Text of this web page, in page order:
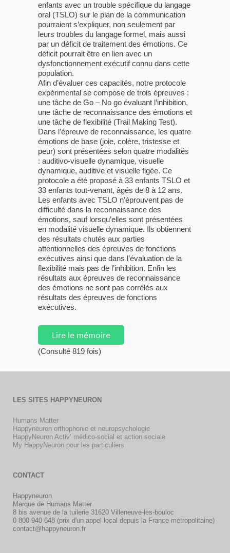
enfants avec un trouble spécifique du langage
oral (TSLO) sur le plan de la communication
pourraient s’expliquer, non seulement par
leurs troubles du langage formel, mais aussi
par un déficit de traitement des émotions. Ce
déficit pourrait être en lien avec un
dysfonctionnement exécutif connu dans cette
population.
Afin d’évaluer ces capacités, notre protocole
expérimental se compose de trois épreuves :
une tâche de Go – No go évaluant l’inhibition,
une tâche de reconnaissance des émotions et
une tâche de flexibilité (Trail Making Test).
Dans l’épreuve de reconnaissance, les quatre
émotions de base (joie, colère, tristesse et
peur) sont présentées selon quatre modalités
: auditivo-visuelle dynamique, visuelle
dynamique, auditive et visuelle figée. Ce
protocole a été proposé à 33 enfants TSLO et
33 enfants tout-venant, âgés de 8 à 12 ans.
Les enfants avec TSLO n’éprouvent pas de
difficulté dans la reconnaissance des
émotions, sauf lorsqu’elles sont présentées
en modalité visuelle dynamique. Ils obtiennent
des résultats chutés aux parties
attentionnelles des épreuves de fonctions
exécutives ainsi que dans l’évaluation de la
flexibilité mais pas de l’inhibition. Enfin les
résultats aux épreuves de reconnaissance
des émotions ne sont pas corrélés aux
résultats des épreuves de fonctions
exécutives.
Lire le mémoire
(Consulté 819 fois)
LES SITES HAPPYNEURON
Humans Matter
Happyneuron orthophonie et neuropsychologie
HappyNeuron Activ’ médico-social et action sociale
My HappyNeuron pour les particuliers
CONTACT
Happyneuron
Marque de Humans Matter
8 bis avenue de la tuilerie 31620 Villeneuve-les-bouloc
0 800 940 648 (prix d'un appel local depuis la France métropolitaine)
contact@happyneuron.fr